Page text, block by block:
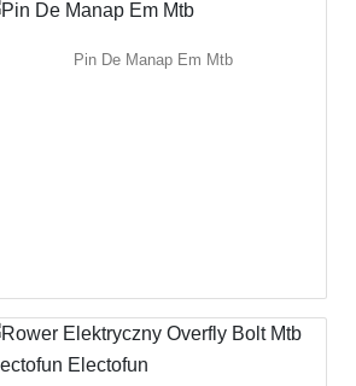
Pin De Manap Em Mtb